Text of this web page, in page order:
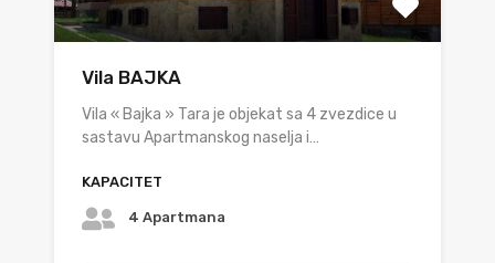
Vila BAJKA
Vila « Bajka » Tara je objekat sa 4 zvezdice u
sastavu Apartmanskog naselja i…
KAPACITET
4 Apartmana